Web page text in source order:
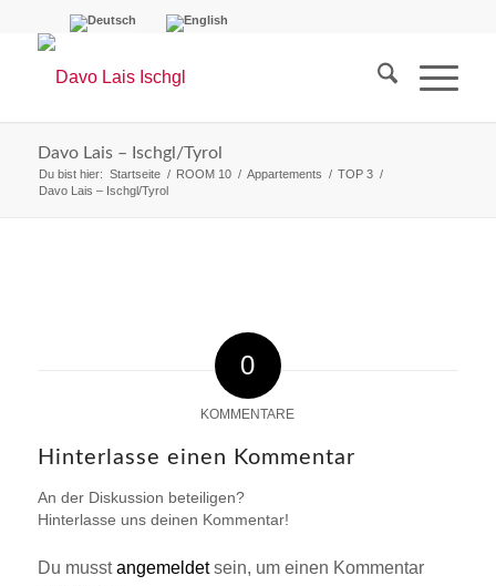
Davo Lais – Ischgl/Tyrol
Du bist hier: Startseite / ROOM 10 / Appartements / TOP 3 /
Davo Lais – Ischgl/Tyrol
0
KOMMENTARE
Hinterlasse einen Kommentar
An der Diskussion beteiligen?
Hinterlasse uns deinen Kommentar!
Du musstangemeldetsein, um einen Kommentar